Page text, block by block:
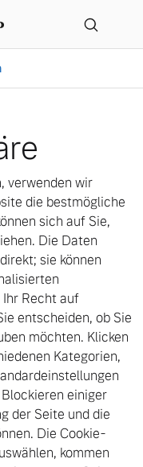
H.
verwenden wir
die bestmögliche
sich auf Sie,
Die Daten
sie können
Recht auf
entscheiden, ob Sie
möchten. Klicken
Kategorien,
einiger
der Seite und die
Die Cookie-
kommen